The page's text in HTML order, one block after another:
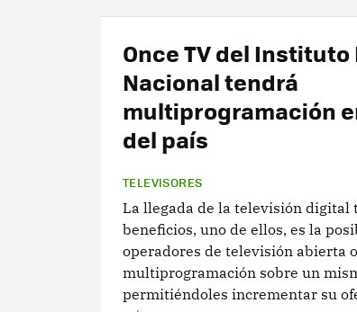
Once TV del
Nacional tendrá
multiprogramación
del país
TELEVISORES
La llegada de la televisión digital
beneficios, uno de ellos, es la
operadores de televisión abierta
multiprogramación sobre un
permitiéndoles incrementar su